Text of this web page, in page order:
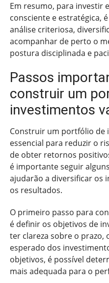
Em resumo, para investir
consciente e estratégica,
análise criteriosa,
acompanhar de perto o
postura disciplinada e
Passos
construir um
investimentos
Construir um portfólio de
essencial para reduzir o
de obter retornos
é importante seguir
ajudarão a diversificar os
os resultados.
O primeiro passo para
é definir os objetivos de
ter clareza sobre o prazo,
esperado dos
objetivos, é possível
mais adequada para o